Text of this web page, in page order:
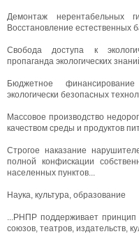
Демонтаж нерентабельных
Восстановление естественных
Свобода доступа к
пропаганда экологических
Бюджетное
экологически безопасных
Массовое производство
качеством среды и продуктов
Строгое наказание
полной конфискации
населенных пунктов...
Наука, культура, образование
...РНПР поддерживает принцип
союзов, театров, издательств,